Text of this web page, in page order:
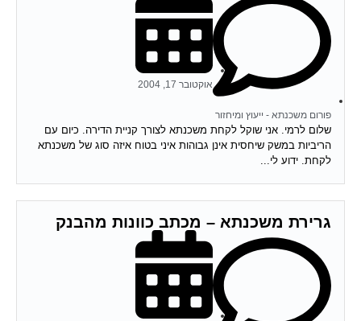
פורום משכנתא - ייעוץ ומיחזור
אוקטובר 17, 2004
שלום לרמי. אני שוקל לקחת משכנתא לצורך קניית הדירה. כיום עם
הריביות במשק שיחסית אינן גבוהות איני בטוח איזה סוג של משכנתא
לקחת. ידוע לי...
גרירת משכנתא – מכתב כוונות מהבנק